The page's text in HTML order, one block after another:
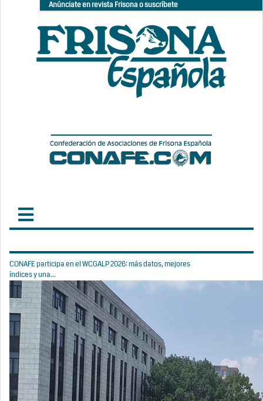
Anúnciate en revista Frisona o suscríbete
CONAFE participa en el WCGALP 2026: más datos, mejores
índices y una...